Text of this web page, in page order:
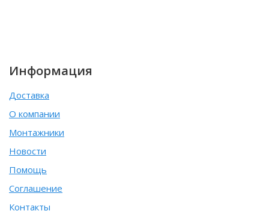
Информация
Доставка
О компании
Монтажники
Новости
Помощь
Соглашение
Контакты